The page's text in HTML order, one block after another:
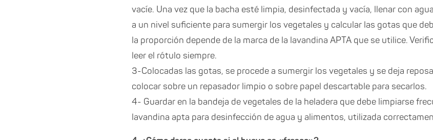
vacíe. Una vez que la bacha esté limpia, desinfectada y vacía, llenar con
a un nivel suficiente para sumergir los vegetales y calcular las gotas que
la proporción depende de la marca de la lavandina APTA que se utilice.
leer el rótulo siempre.
3-Colocadas las gotas, se procede a sumergir los vegetales y se deja
colocar sobre un repasador limpio o sobre papel descartable para secarlos.
4- Guardar en la bandeja de vegetales de la heladera que debe limpiarse
lavandina apta para desinfección de agua y alimentos, utilizada